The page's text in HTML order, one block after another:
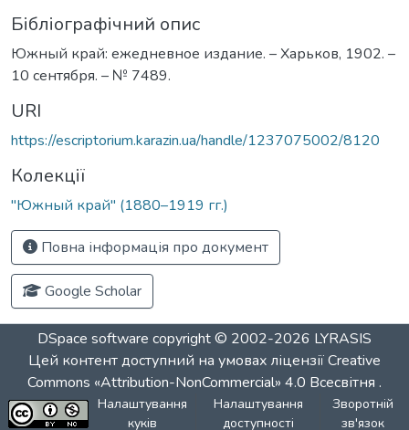
Бібліографічний опис
Южный край: ежедневное издание. – Харьков, 1902. –
10 сентября. – № 7489.
URI
https://escriptorium.karazin.ua/handle/1237075002/8120
Колекції
"Южный край" (1880–1919 гг.)
Повна інформація про документ
Google Scholar
DSpace software copyright © 2002-2026 LYRASIS
Цей контент доступний на умовах ліцензіїCreative
Commons «Attribution-NonCommercial» 4.0 Всесвітня .
Налаштування
куків
Налаштування
доступності
Зворотній
зв'язок